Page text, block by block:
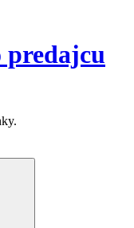
predajcu